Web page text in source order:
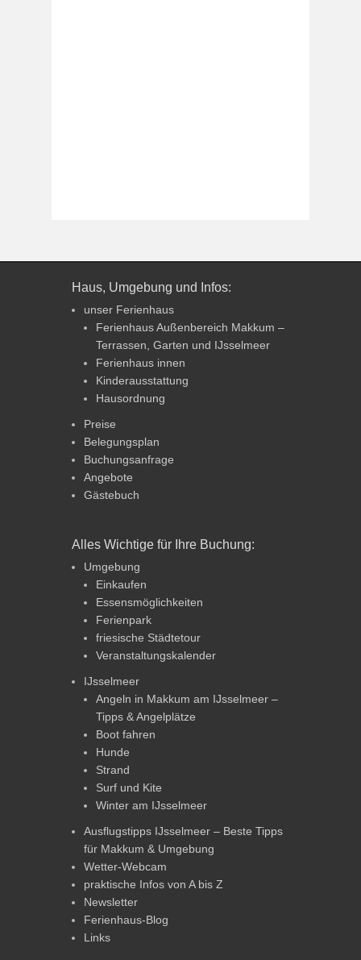
Haus, Umgebung und Infos:
unser Ferienhaus
Ferienhaus Außenbereich Makkum –
Terrassen, Garten und IJsselmeer
Ferienhaus innen
Kinderausstattung
Hausordnung
Preise
Belegungsplan
Buchungsanfrage
Angebote
Gästebuch
Alles Wichtige für Ihre Buchung:
Umgebung
Einkaufen
Essensmöglichkeiten
Ferienpark
friesische Städtetour
Veranstaltungskalender
IJsselmeer
Angeln in Makkum am IJsselmeer –
Tipps & Angelplätze
Boot fahren
Hunde
Strand
Surf und Kite
Winter am IJsselmeer
Ausflugstipps IJsselmeer – Beste Tipps
für Makkum & Umgebung
Wetter-Webcam
praktische Infos von A bis Z
Newsletter
Ferienhaus-Blog
Links